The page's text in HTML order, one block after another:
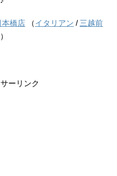
本橋店 （イタリアン / 三越前
）
ーリンク